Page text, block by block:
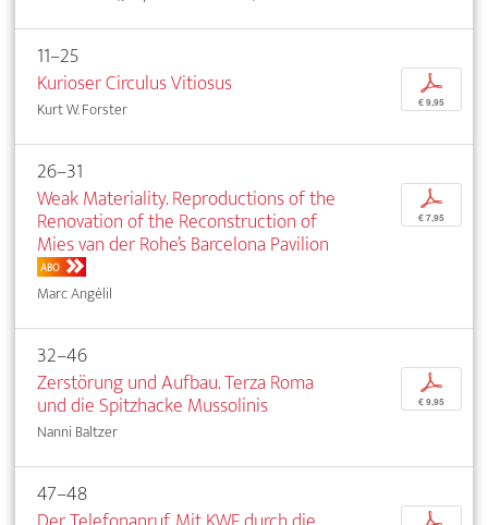
11–25
Kurioser Circulus Vitiosus
Kurt W. Forster
p
€ 9,95
26–31
Weak Materiality. Reproductions of the
Renovation of the Reconstruction of
Mies van der Rohe’s Barcelona Pavilion
ABO
Marc Angélil
p
€ 7,95
32–46
Zerstörung und Aufbau. Terza Roma
und die Spitzhacke Mussolinis
Nanni Baltzer
p
€ 9,95
47–48